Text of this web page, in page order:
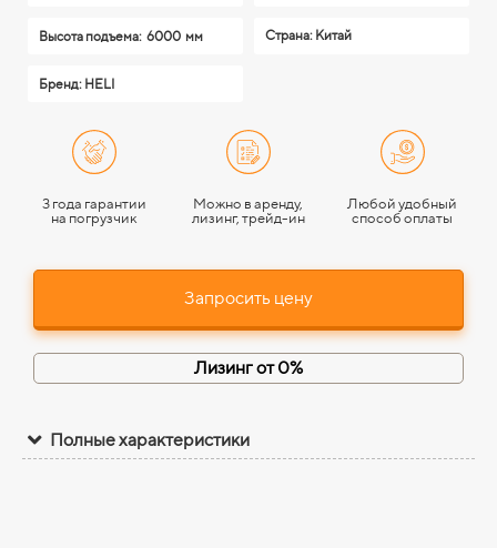
Высота подъема: 6000 мм Страна: Китай
Бренд: HELI
3 года гарантии
на погрузчик
Можно в аренду,
лизинг, трейд-ин
Любой удобный
способ оплаты
Запросить цену
Лизинг от 0%
Полные характеристики